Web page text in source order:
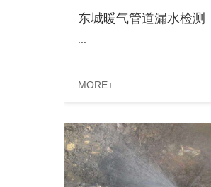
东城暖气管道漏水检测
MORE+